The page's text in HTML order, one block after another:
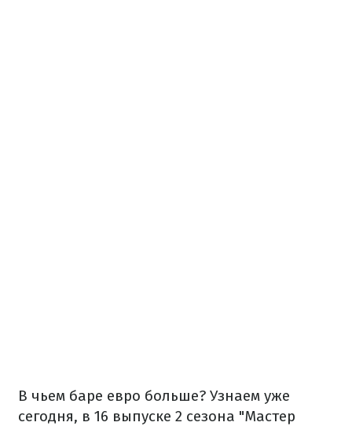
В чьем баре евро больше? Узнаем уже
сегодня, в 16 выпуске 2 сезона "Мастер